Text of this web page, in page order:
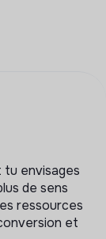
tu envisages
de sens
ressources
et